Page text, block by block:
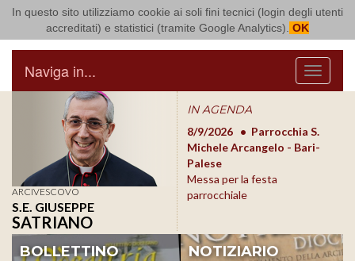
In questo sito utilizziamo cookie ai soli fini tecnici (login degli utenti
accreditati) e statistici (tramite Google Analytics). OK
Arcidiocesi di Bari Bitonto
Menu
Naviga in...
ARCIVESCOVO
S.E. GIUSEPPE
SATRIANO
IN AGENDA
8/17/2026
Conversano
Conferenza Episcopale
Pugliese
8/9/2026
Parrocchia S.
Michele Arcangelo - Bari-
Palese
Messa per la festa
parrocchiale
BOLLETTINO
NOTIZIARIO